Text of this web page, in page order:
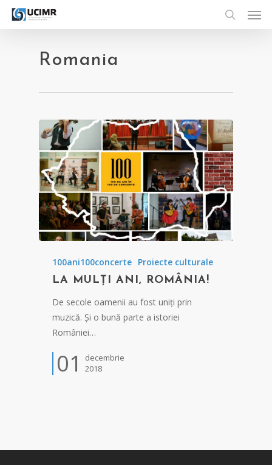
Skip
search
Romania
100ani100concerte Proiecte culturale
LA MULȚI ANI, ROMÂNIA!
De secole oamenii au fost uniți prin
muzică. Și o bună parte a istoriei
României…
01
decembrie
2018